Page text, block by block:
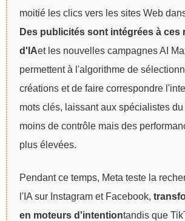
moitié les clics vers les sites Web
Des publicités sont intégrées à ces
d'IAet les nouvelles campagnes AI
permettent à l'algorithme de
créations et de faire correspondre
mots clés, laissant aux spécialistes
moins de contrôle mais des
plus élevées.
Pendant ce temps, Meta teste la
l'IA sur Instagram et Facebook,
en moteurs d'intentiontandis que